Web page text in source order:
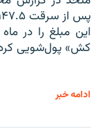
این مبلغ را در
کش» پول‌شویی
ادامه خبر